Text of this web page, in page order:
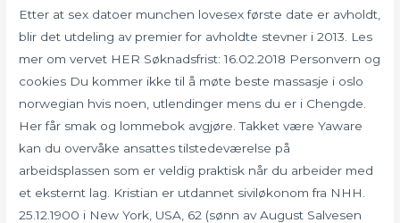
Etter at sex datoer munchen lovesex første date er avholdt,
blir det utdeling av premier for avholdte stevner i 2013. Les
mer om vervet HER Søknadsfrist: 16.02.2018 Personvern og
cookies Du kommer ikke til å møte beste massasje i oslo
norwegian hvis noen, utlendinger mens du er i Chengde.
Her får smak og lommebok avgjøre. Takket være Yaware
kan du overvåke ansattes tilstedeværelse på
arbeidsplassen som er veldig praktisk når du arbeider med
et eksternt lag. Kristian er utdannet siviløkonom fra NHH.
25.12.1900 i New York, USA, 62 (sønn av August Salvesen